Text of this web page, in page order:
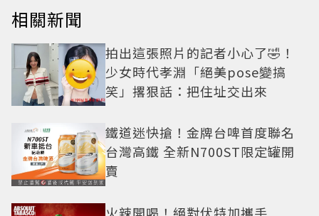
相關新聞
拍出這張照片的記者小心了🤣！
少女時代孝淵「絕美pose變搞
笑」撂狠話：把住址交出來
鐵道迷快搶！金牌台啤首度聯名
台灣高鐵 全新N700ST限定罐開
賣
火辣開喝！絕對伏特加攜手